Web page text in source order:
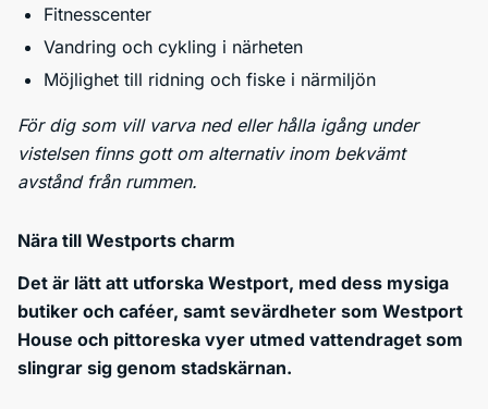
Fitnesscenter
Vandring och cykling i närheten
Möjlighet till ridning och fiske i närmiljön
För dig som vill varva ned eller hålla igång under
vistelsen finns gott om alternativ inom bekvämt
avstånd från rummen.
Nära till Westports charm
Det är lätt att utforska Westport, med dess mysiga
butiker och caféer, samt sevärdheter som Westport
House och pittoreska vyer utmed vattendraget som
slingrar sig genom stadskärnan.